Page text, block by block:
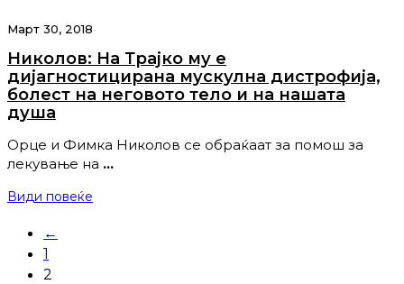
Март 30, 2018
Николов: На Трајко му е
дијагностицирана мускулна дистрофија,
болест на неговото тело и на нашата
душа
Орце и Фимка Николов се обраќаат за помош за
лекување на …
Види повеќе
←
1
2